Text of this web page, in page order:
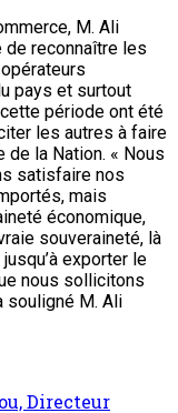
M. Ali
de reconnaître les
pays et surtout
période ont été
les autres à faire
de la Nation. « Nous
satisfaire nos
mais
économique,
souveraineté, là
exporter le
nous sollicitons
souligné M. Ali
Directeur